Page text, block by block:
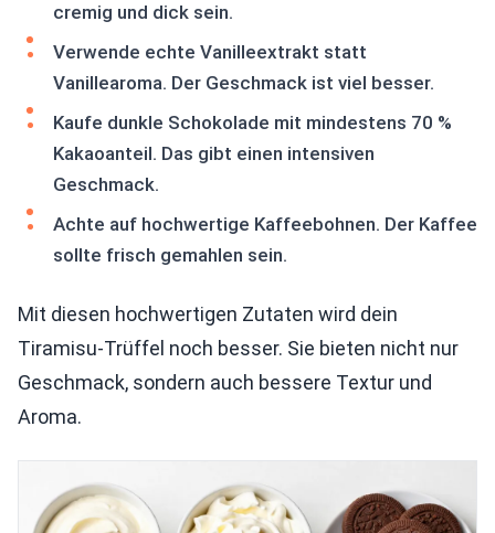
cremig und dick sein.
Verwende echte Vanilleextrakt statt
Vanillearoma. Der Geschmack ist viel besser.
Kaufe dunkle Schokolade mit mindestens 70 %
Kakaoanteil. Das gibt einen intensiven
Geschmack.
Achte auf hochwertige Kaffeebohnen. Der Kaffee
sollte frisch gemahlen sein.
Mit diesen hochwertigen Zutaten wird dein
Tiramisu-Trüffel noch besser. Sie bieten nicht nur
Geschmack, sondern auch bessere Textur und
Aroma.